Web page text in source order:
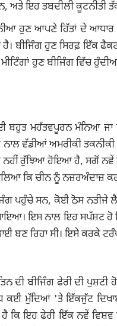
ਅਤੇ ਇਹ ਤਬਦੀਲੀ ਕੂਟਨੀਤੀ
ਹੁਣ ਆਪਣੇ ਹਿੱਤਾਂ ਦੇ ਆਧਾਰ
ਹੈ। ਬੀਜਿੰਗ ਹੁਣ ਸਿਰਫ਼ ਇੱਕ
ਹੁਣ ਬੀਜਿੰਗ ਵਿੱਚ
ਮਹੱਤਵਪੂਰਨ ਮੰਨਿਆ ਜਾ
ਨਾਲ ਵੱਡੀਆਂ ਅਮਰੀਕੀ
ਰੁੱਝਿਆ ਹੋਇਆ ਹੈ, ਸਗੋਂ ਨਵੇਂ
ਕਿ ਚੀਨ ਨੂੰ ਨਜ਼ਰਅੰਦਾਜ਼
ਪਹੁੰਚੇ ਸਨ, ਕੋਈ ਠੋਸ ਨਤੀਜੇ
ਇਸ ਨਾਲ ਇਹ ਸਪੱਸ਼ਟ
ਬਣ ਰਿਹਾ ਸੀ। ਇਸੇ ਕਰਕੇ
ਦੀ ਬੀਜਿੰਗ ਫੇਰੀ ਦੀ
ਕਈ ਮੁੱਦਿਆਂ 'ਤੇ ਇੱਕਜੁੱਟ
ਹੈ ਕਿ ਇਹ ਫੇਰੀ ਇੱਕ ਨਵੇਂ